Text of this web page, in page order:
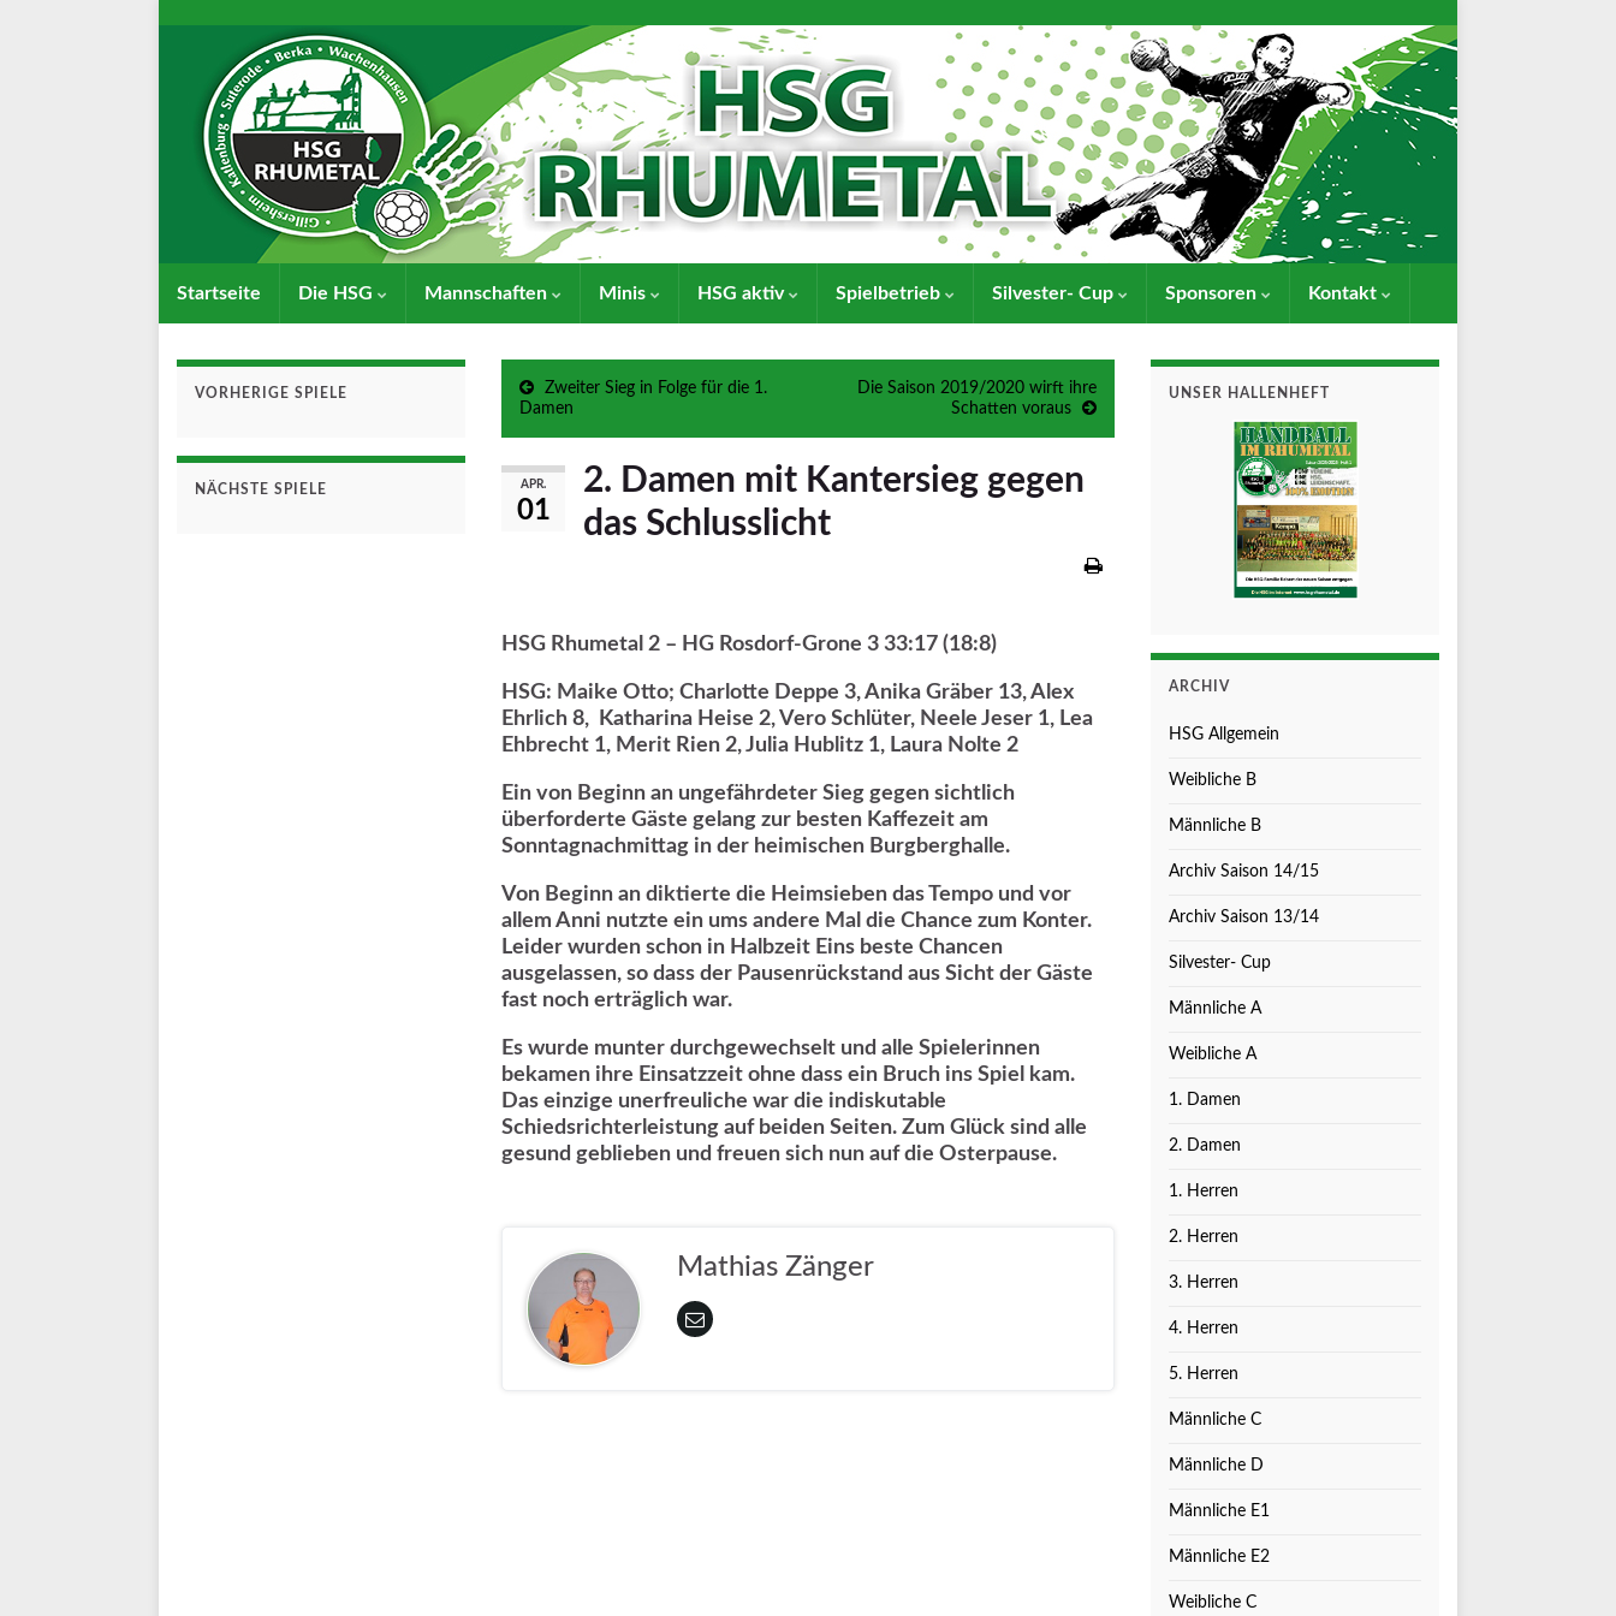
Startseite Die HSG Mannschaften Minis HSG aktiv Spielbetrieb Silvester- Cup Sponsoren Kontakt
Zweiter Sieg in Folge für die 1.
Damen
Die Saison 2019/2020 wirft ihre
Schatten voraus
APR.
01
2. Damen mit Kantersieg gegen
das Schlusslicht
HSG Rhumetal 2 – HG Rosdorf-Grone 3 33:17 (18:8)
HSG: Maike Otto; Charlotte Deppe 3, Anika Gräber 13, Alex
Ehrlich 8, Katharina Heise 2, Vero Schlüter, Neele Jeser 1, Lea
Ehbrecht 1, Merit Rien 2, Julia Hublitz 1, Laura Nolte 2
Ein von Beginn an ungefährdeter Sieg gegen sichtlich
überforderte Gäste gelang zur besten Kaffezeit am
Sonntagnachmittag in der heimischen Burgberghalle.
Von Beginn an diktierte die Heimsieben das Tempo und vor
allem Anni nutzte ein ums andere Mal die Chance zum Konter.
Leider wurden schon in Halbzeit Eins beste Chancen
ausgelassen, so dass der Pausenrückstand aus Sicht der Gäste
fast noch erträglich war.
Es wurde munter durchgewechselt und alle Spielerinnen
bekamen ihre Einsatzzeit ohne dass ein Bruch ins Spiel kam.
Das einzige unerfreuliche war die indiskutable
Schiedsrichterleistung auf beiden Seiten. Zum Glück sind alle
gesund geblieben und freuen sich nun auf die Osterpause.
Mathias Zänger
VORHERIGE SPIELE
NÄCHSTE SPIELE
UNSER HALLENHEFT
ARCHIV
HSG Allgemein
Weibliche B
Männliche B
Archiv Saison 14/15
Archiv Saison 13/14
Silvester- Cup
Männliche A
Weibliche A
1. Damen
2. Damen
1. Herren
2. Herren
3. Herren
4. Herren
5. Herren
Männliche C
Männliche D
Männliche E1
Männliche E2
Weibliche C